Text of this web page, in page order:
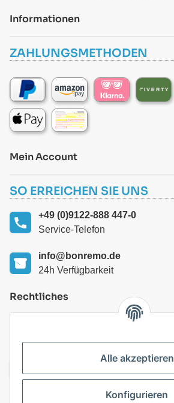
Informationen
ZAHLUNGSMETHODEN
Mein Account
SO ERREICHEN SIE UNS
+49 (0)9122-888 447-0
Service-Telefon
info@bonremo.de
24h Verfügbarkeit
Rechtliches
Alle akzeptieren
Konfigurieren